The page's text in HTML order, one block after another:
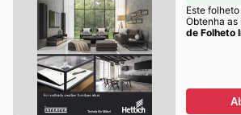
Este
Obtenha as
de Folheto